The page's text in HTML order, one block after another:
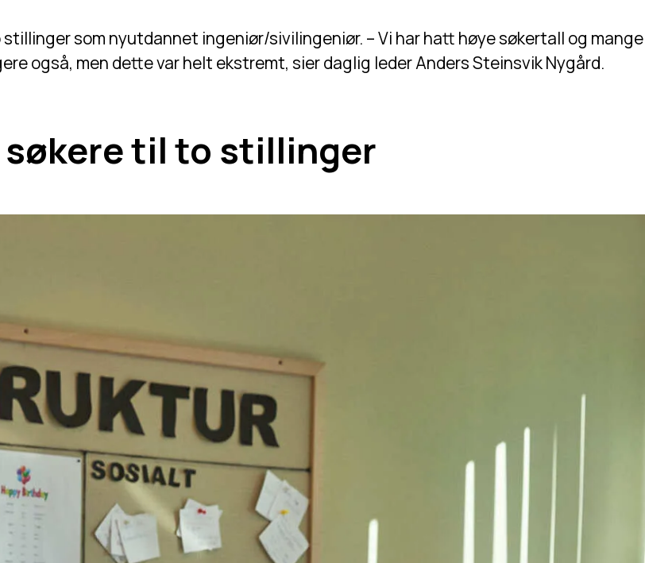
som nyutdannet ingeniør/sivilingeniør. – Vi har hatt høye søkertall og mange
også, men dette var helt ekstremt, sier daglig leder Anders Steinsvik Nygård.
søkere til to stillinger